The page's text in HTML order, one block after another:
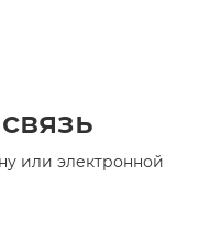
или электронной